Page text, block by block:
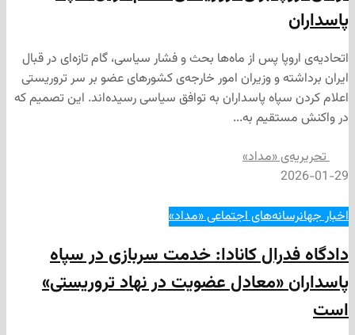
پس از ماه‌ها بحث و فشار سیاسی، گام تازه‌ای در قبال
و وزیران امور خارجه‌ی کشورهای عضو بر سر تروریستی
پاسداران به توافق سیاسی رسیده‌اند. این تصمیم که
به...
«مداد»
اجتماعی «مداد»
کانادا: خدمت سربازی در سپاه
«معادل عضویت در نهاد تروریستی»